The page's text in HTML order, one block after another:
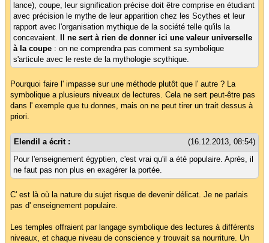
lance), coupe, leur signification précise doit être comprise en étudiant
avec précision le mythe de leur apparition chez les Scythes et leur
rapport avec l'organisation mythique de la société telle qu'ils la
concevaient.
Il ne sert à rien de donner ici une valeur universelle
à la coupe : on ne comprendra pas comment sa symbolique
s'articule avec le reste de la mythologie scythique.
Pourquoi faire l' impasse sur une méthode plutôt que l' autre ? La
symbolique a plusieurs niveaux de lectures. Cela ne sert peut-être pas
dans l' exemple que tu donnes, mais on ne peut tirer un trait dessus à
priori.
(16.12.2013, 08:54)
Elendil a écrit :
Pour l'enseignement égyptien, c'est vrai qu'il a été populaire. Après, il
ne faut pas non plus en exagérer la portée.
C' est là où la nature du sujet risque de devenir délicat. Je ne parlais
pas d' enseignement populaire.
Les temples offraient par langage symbolique des lectures à différents
niveaux, et chaque niveau de conscience y trouvait sa nourriture. Un